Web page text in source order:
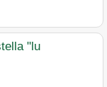
"lu